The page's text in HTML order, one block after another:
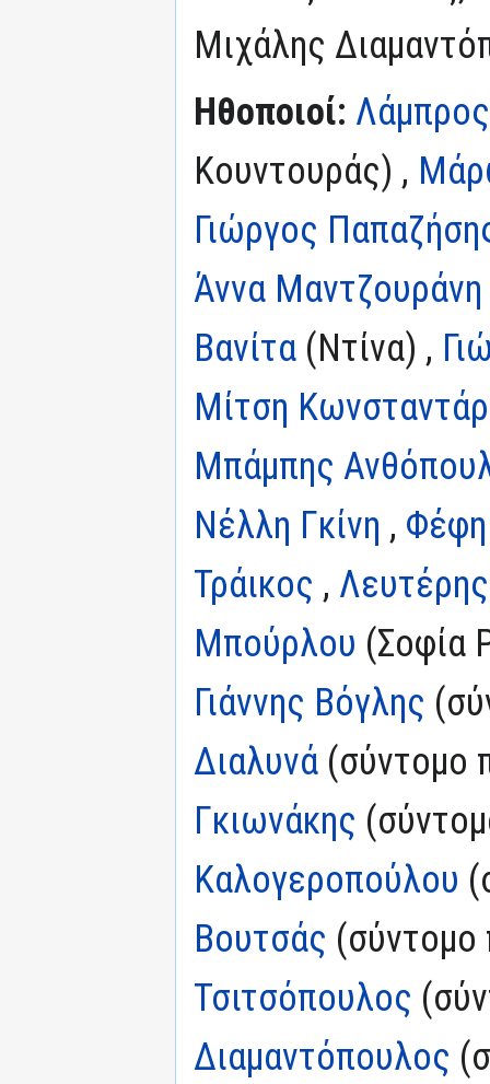
Μιχάλης
Ηθοποιοί:
Κουντουράς) ,
Γιώργος
Άννα Μαντζουράνη
Βανίτα (Ντίνα) ,
Μίτση
Μπάμπης
Νέλλη Γκίνη ,
Τράικος ,
Μπούρλου (Σοφία
Γιάννης Βόγλης
Διαλυνά (σύντομο
Γκιωνάκης
Καλογεροπούλου
Βουτσάς
Τσιτσόπουλος
Διαμαντόπουλος